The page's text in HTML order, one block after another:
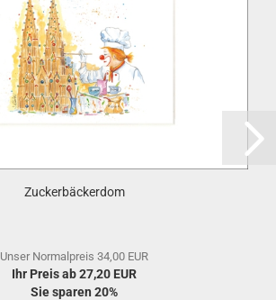
Zuckerbäckerdom
Unser Normalpreis 34,00 EUR
Ihr Preis ab 27,20 EUR
Sie sparen 20%